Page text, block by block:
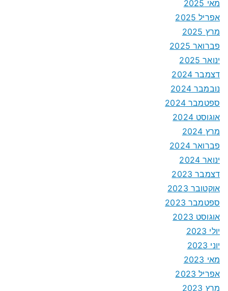
מאי 2025
אפריל 2025
מרץ 2025
פברואר 2025
ינואר 2025
דצמבר 2024
נובמבר 2024
ספטמבר 2024
אוגוסט 2024
מרץ 2024
פברואר 2024
ינואר 2024
דצמבר 2023
אוקטובר 2023
ספטמבר 2023
אוגוסט 2023
יולי 2023
יוני 2023
מאי 2023
אפריל 2023
מרץ 2023